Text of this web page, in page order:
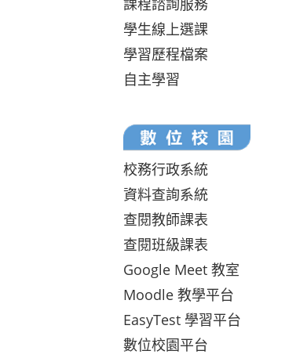
課程諮詢服務
學生線上選課
學習歷程檔案
自主學習
校務行政系統
資料查詢系統
查閱教師課表
查閱班級課表
Google Meet 教室
Moodle 教學平台
EasyTest 學習平台
數位校園平台